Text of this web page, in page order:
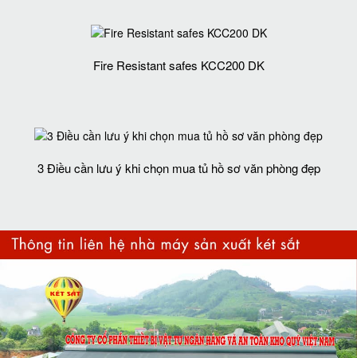
Fire Resistant safes KCC200 DK
3 Điều cần lưu ý khi chọn mua tủ hồ sơ văn phòng đẹp